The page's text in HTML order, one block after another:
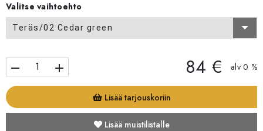
Valitse vaihtoehto
Teräs/02 Cedar green
remove add 84 € alv 0 %
Lisää tarjouskoriin
Lisää muistilistalle